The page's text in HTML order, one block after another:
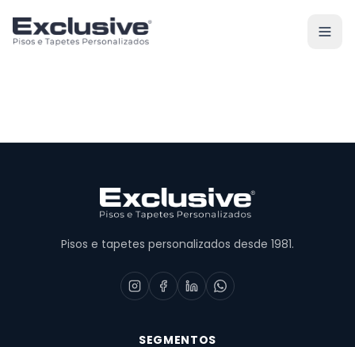
Pisos e tapetes personalizados desde 1981.
SEGMENTOS